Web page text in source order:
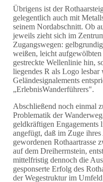
Übrigens ist der
gelegentlich auch mit
seinem Nordabschnitt. Ob
jeweils zieht sich im
Zugangswegen:
weißen, leicht
gestreckte Wellenlinie hin,
liegendes R als Logo
Geländesignalements
„ErlebnisWanderführers".
Abschließend noch einmal
Problematik der
geldkräftigen Engagements
angefügt, daß im Zuge
gewordenen Rothaartrasse
auf dem Dreiherrnstein,
mittelfristig dennoch die
gesponserte Erfolg des
der Wegestruktur im